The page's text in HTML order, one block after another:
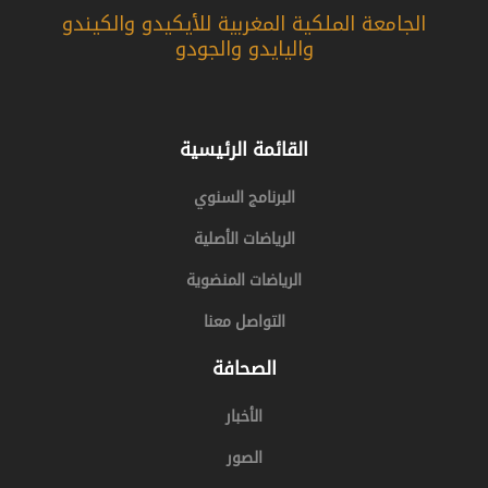
b
o
o
k
e
r
a
g
u
b
e
الجامعة الملكية المغربية للأيكيدو والكيندو
واليايدو والجودو
القائمة الرئيسية
البرنامج السنوي
الرياضات الأصلية
الرياضات المنضوية
التواصل معنا
الصحافة
الأخبار
الصور